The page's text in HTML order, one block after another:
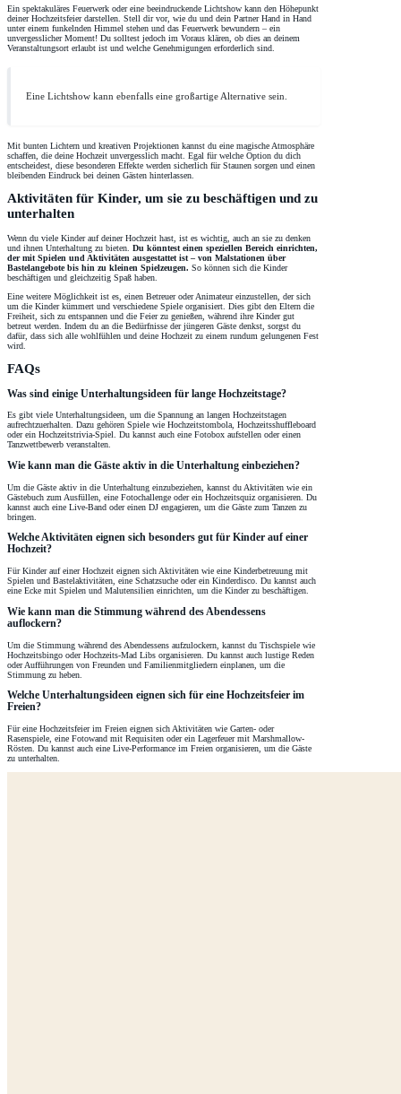
Ein spektakuläres Feuerwerk oder eine beeindruckende Lichtshow kann den Höhepunkt
deiner Hochzeitsfeier darstellen. Stell dir vor, wie du und dein Partner Hand in Hand
unter einem funkelnden Himmel stehen und das Feuerwerk bewundern – ein
unvergesslicher Moment! Du solltest jedoch im Voraus klären, ob dies an deinem
Veranstaltungsort erlaubt ist und welche Genehmigungen erforderlich sind.
Eine Lichtshow kann ebenfalls eine großartige Alternative sein.
Mit bunten Lichtern und kreativen Projektionen kannst du eine magische Atmosphäre
schaffen, die deine Hochzeit unvergesslich macht. Egal für welche Option du dich
entscheidest, diese besonderen Effekte werden sicherlich für Staunen sorgen und einen
bleibenden Eindruck bei deinen Gästen hinterlassen.
Aktivitäten für Kinder, um sie zu beschäftigen und zu
unterhalten
Wenn du viele Kinder auf deiner Hochzeit hast, ist es wichtig, auch an sie zu denken
und ihnen Unterhaltung zu bieten. Du könntest einen speziellen Bereich einrichten,
der mit Spielen und Aktivitäten ausgestattet ist – von Malstationen über
Bastelangebote bis hin zu kleinen Spielzeugen. So können sich die Kinder
beschäftigen und gleichzeitig Spaß haben.
Eine weitere Möglichkeit ist es, einen Betreuer oder Animateur einzustellen, der sich
um die Kinder kümmert und verschiedene Spiele organisiert. Dies gibt den Eltern die
Freiheit, sich zu entspannen und die Feier zu genießen, während ihre Kinder gut
betreut werden. Indem du an die Bedürfnisse der jüngeren Gäste denkst, sorgst du
dafür, dass sich alle wohlfühlen und deine Hochzeit zu einem rundum gelungenen Fest
wird.
FAQs
Was sind einige Unterhaltungsideen für lange Hochzeitstage?
Es gibt viele Unterhaltungsideen, um die Spannung an langen Hochzeitstagen
aufrechtzuerhalten. Dazu gehören Spiele wie Hochzeitstombola, Hochzeitsshuffleboard
oder ein Hochzeitstrivia-Spiel. Du kannst auch eine Fotobox aufstellen oder einen
Tanzwettbewerb veranstalten.
Wie kann man die Gäste aktiv in die Unterhaltung einbeziehen?
Um die Gäste aktiv in die Unterhaltung einzubeziehen, kannst du Aktivitäten wie ein
Gästebuch zum Ausfüllen, eine Fotochallenge oder ein Hochzeitsquiz organisieren. Du
kannst auch eine Live-Band oder einen DJ engagieren, um die Gäste zum Tanzen zu
bringen.
Welche Aktivitäten eignen sich besonders gut für Kinder auf einer
Hochzeit?
Für Kinder auf einer Hochzeit eignen sich Aktivitäten wie eine Kinderbetreuung mit
Spielen und Bastelaktivitäten, eine Schatzsuche oder ein Kinderdisco. Du kannst auch
eine Ecke mit Spielen und Malutensilien einrichten, um die Kinder zu beschäftigen.
Wie kann man die Stimmung während des Abendessens
auflockern?
Um die Stimmung während des Abendessens aufzulockern, kannst du Tischspiele wie
Hochzeitsbingo oder Hochzeits-Mad Libs organisieren. Du kannst auch lustige Reden
oder Aufführungen von Freunden und Familienmitgliedern einplanen, um die
Stimmung zu heben.
Welche Unterhaltungsideen eignen sich für eine Hochzeitsfeier im
Freien?
Für eine Hochzeitsfeier im Freien eignen sich Aktivitäten wie Garten- oder
Rasenspiele, eine Fotowand mit Requisiten oder ein Lagerfeuer mit Marshmallow-
Rösten. Du kannst auch eine Live-Performance im Freien organisieren, um die Gäste
zu unterhalten.